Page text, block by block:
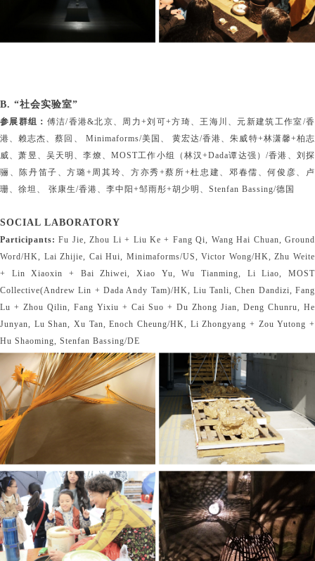
B. “社会实验室”
参展群组： 傅洁/香港&北京、周力+刘可+方琦、王海川、元新建筑工作室/香
港、赖志杰、蔡回、 Minimaforms/美国、 黄宏达/香港、朱威特+林潇馨+柏志
威、萧昱、吴天明、李燎、MOST工作小组（林汉+Dada谭达强）/香港、刘探
骊、陈丹笛子、方璐+周其玲、方亦秀+蔡所+杜忠建、邓春儒、何俊彦、卢
珊、徐坦、 张康生/香港、李中阳+邹雨彤+胡少明、Stenfan Bassing/德国
SOCIAL LABORATORY
Participants:Fu Jie, Zhou Li + Liu Ke + Fang Qi, Wang Hai Chuan, Ground
Word/HK, Lai Zhijie, Cai Hui, Minimaforms/US, Victor Wong/HK, Zhu Weite
+ Lin Xiaoxin + Bai Zhiwei, Xiao Yu, Wu Tianming, Li Liao, MOST
Collective(Andrew Lin + Dada Andy Tam)/HK, Liu Tanli, Chen Dandizi, Fang
Lu + Zhou Qilin, Fang Yixiu + Cai Suo + Du Zhong Jian, Deng Chunru, He
Junyan, Lu Shan, Xu Tan, Enoch Cheung/HK, Li Zhongyang + Zou Yutong +
Hu Shaoming, Stenfan Bassing/DE